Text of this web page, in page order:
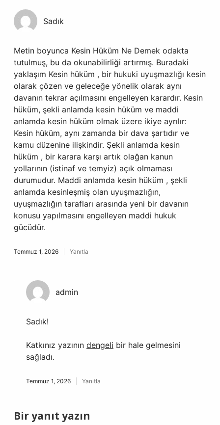
Sadık
Metin boyunca Kesin Hüküm Ne Demek odakta
tutulmuş, bu da okunabilirliği artırmış. Buradaki
yaklaşım Kesin hüküm , bir hukuki uyuşmazlığı kesin
olarak çözen ve geleceğe yönelik olarak aynı
davanın tekrar açılmasını engelleyen karardır. Kesin
hüküm, şekli anlamda kesin hüküm ve maddi
anlamda kesin hüküm olmak üzere ikiye ayrılır:
Kesin hüküm, aynı zamanda bir dava şartıdır ve
kamu düzenine ilişkindir. Şekli anlamda kesin
hüküm , bir karara karşı artık olağan kanun
yollarının (istinaf ve temyiz) açık olmaması
durumudur. Maddi anlamda kesin hüküm , şekli
anlamda kesinleşmiş olan uyuşmazlığın,
uyuşmazlığın tarafları arasında yeni bir davanın
konusu yapılmasını engelleyen maddi hukuk
gücüdür.
Temmuz 1, 2026 Yanıtla
admin
Sadık!
Katkınız yazının dengeli bir hale gelmesini
sağladı.
Temmuz 1, 2026 Yanıtla
Bir yanıt yazın